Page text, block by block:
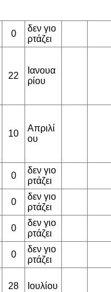
0
δεν γιο
ρτάζει
22
Ιανουα
ρίου
10
Απριλί
ου
0
δεν γιο
ρτάζει
0
δεν γιο
ρτάζει
0
δεν γιο
ρτάζει
0
δεν γιο
ρτάζει
28 Ιουλίου